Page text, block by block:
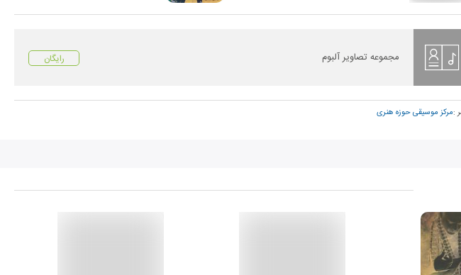
مجموعه تصاویر آلبوم رایگان
:مرکز موسیقی حوزه هنری